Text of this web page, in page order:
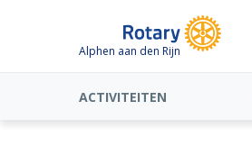
Alphen aan den Rijn
ACTIVITEITEN